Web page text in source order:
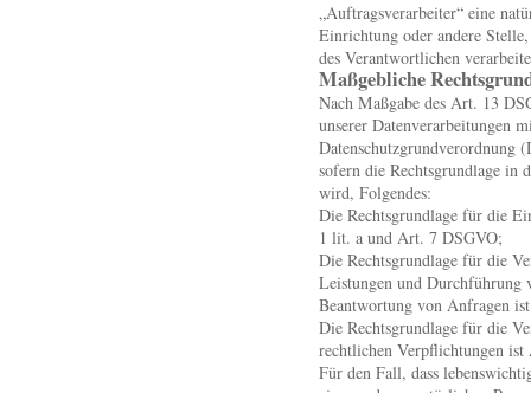
„Auftragsverarbeiter“ eine
Einrichtung oder andere
des Verantwortlichen
Maßgebliche
Nach Maßgabe des Art. 13
unserer Datenverarbeitungen
Datenschutzgrundverordnung
sofern die Rechtsgrundlage in
wird, Folgendes:
Die Rechtsgrundlage für die
1 lit. a und Art. 7 DSGVO;
Die Rechtsgrundlage für die
Leistungen und Durchführung
Beantwortung von Anfragen
Die Rechtsgrundlage für die
rechtlichen Verpflichtungen
Für den Fall, dass